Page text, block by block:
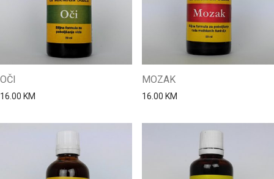
OČI
16.00 KM
MOZAK
16.00 KM